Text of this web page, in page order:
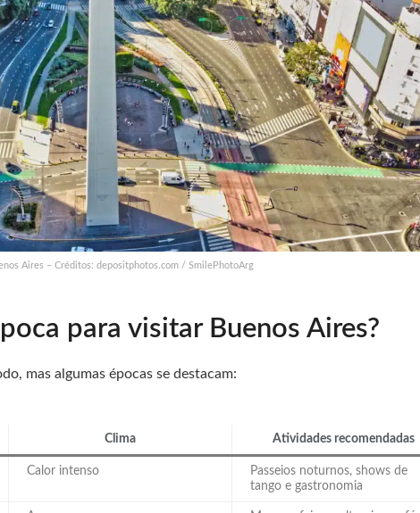
Aires – Créditos: depositphotos.com / SmilePhotoArg
para visitar Buenos Aires?
mas algumas épocas se destacam:
Clima Atividades recomendadas
Calor intenso
Passeios noturnos, shows de
tango e gastronomia